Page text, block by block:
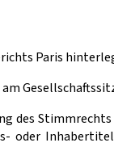
Paris
oder